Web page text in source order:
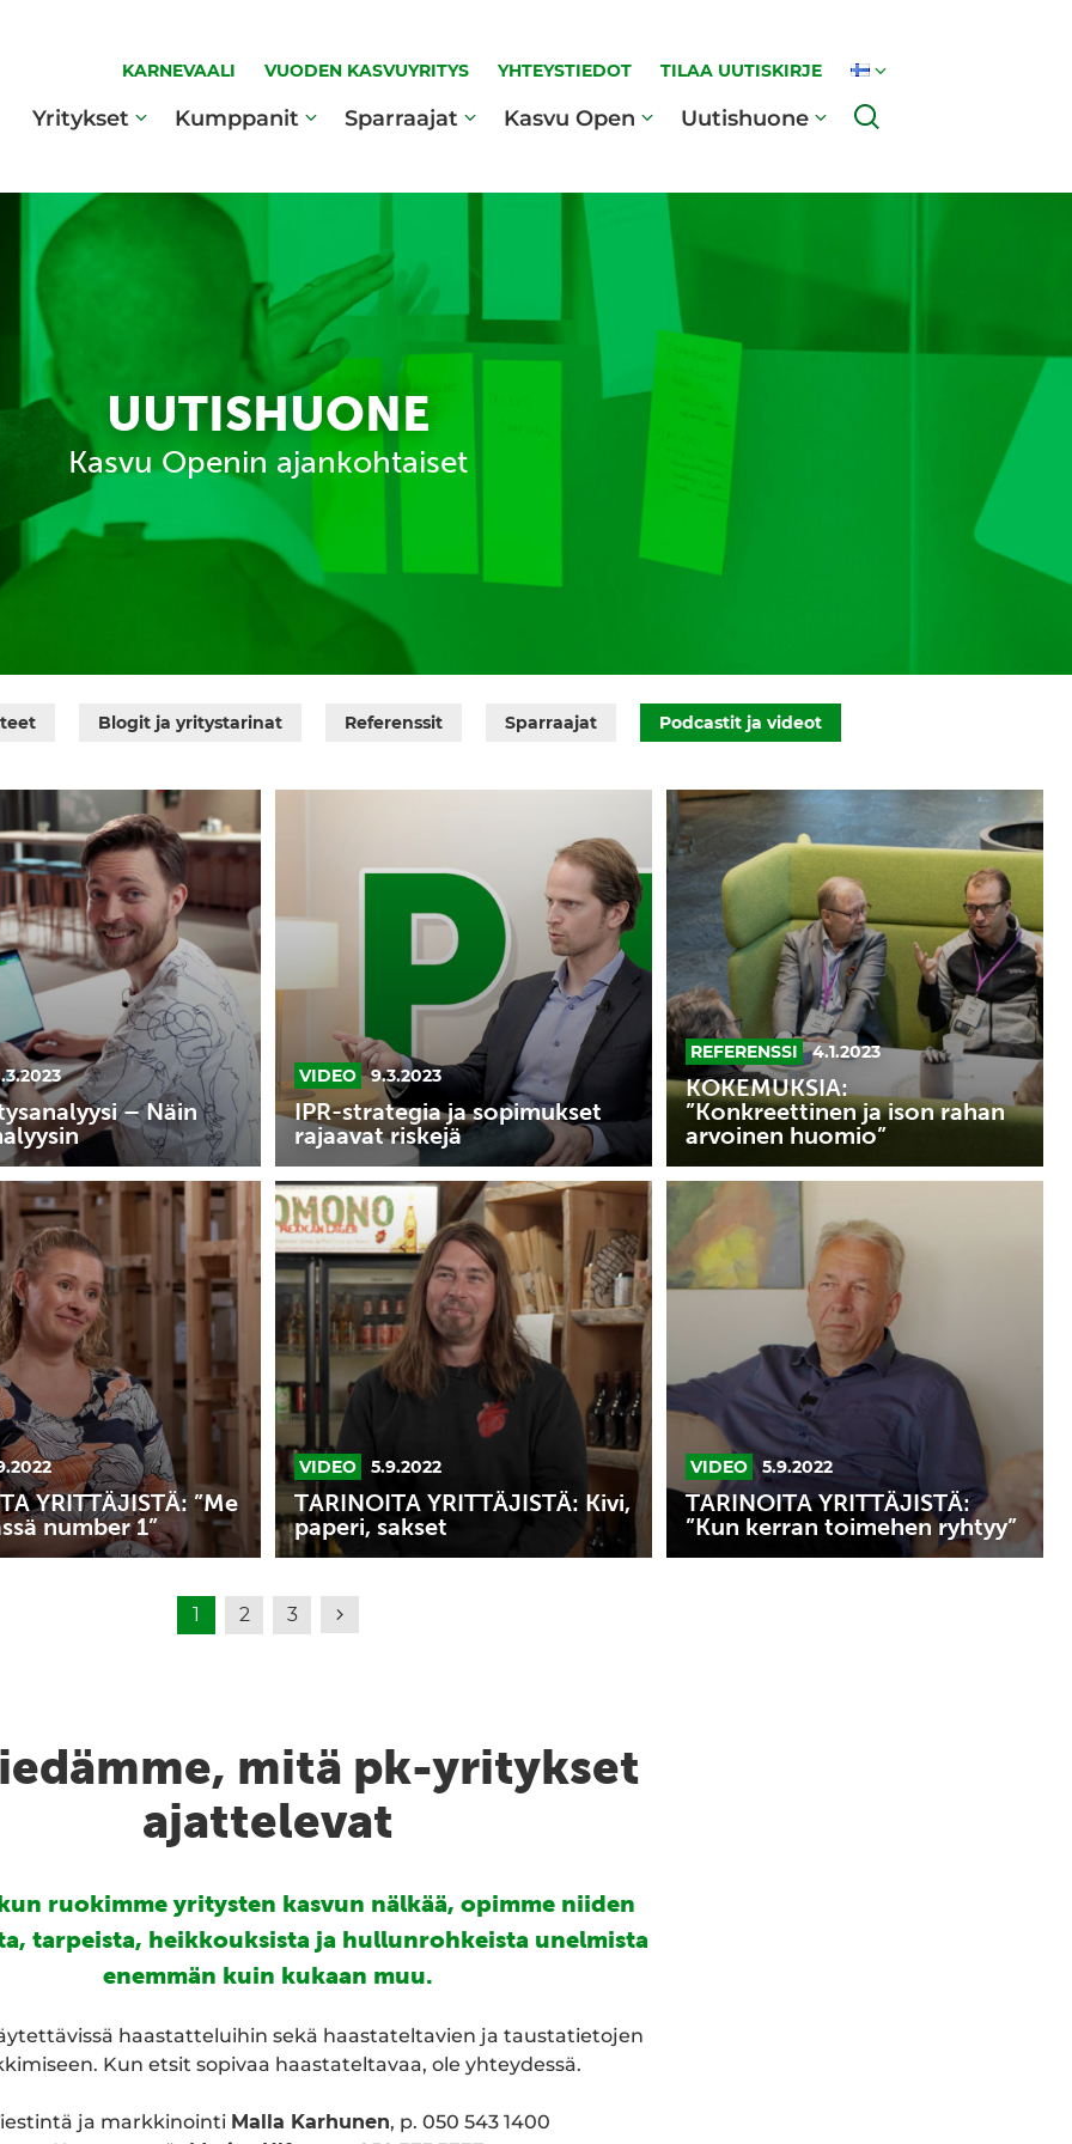
KARNEVAALI VUODEN KASVUYRITYS YHTEYSTIEDOT TILAA UUTISKIRJE
Yritykset Kumppanit Sparraajat Kasvu Open Uutishuone
UUTISHUONE
Kasvu Openin ajankohtaiset
Blogit ja yritystarinat Referenssit Sparraajat Podcastit ja videot
– Näin
rajaavat
VIDEO 9.3.2023
IPR-strategia ja sopimukset
rajaavat riskejä
KOKEMUKSIA:
”Konkreettinen
ja
rahan
arvoinen
huomio”
REFERENSSI 4.1.2023
KOKEMUKSIA:
”Konkreettinen ja ison rahan
arvoinen huomio”
YRITTÄJISTÄ: ”Me
number 1”
TARINOITA
YRITTÄJISTÄ:
Kivi,
paperi,
sakset
VIDEO 5.9.2022
TARINOITA YRITTÄJISTÄ: Kivi,
paperi, sakset
TARINOITA
YRITTÄJISTÄ:
”Kun
kerran
VIDEO 5.9.2022
TARINOITA YRITTÄJISTÄ:
”Kun kerran toimehen ryhtyy”
1 2 3
mitä pk-yritykset
ajattelevat
ruokimme yritysten kasvun nälkää, opimme niiden
tarpeista, heikkouksista ja hullunrohkeista unelmista
enemmän kuin kukaan muu.
haastatteluihin sekä haastateltavien ja taustatietojen
Kun etsit sopivaa haastateltavaa, ole yhteydessä.
ja markkinointi Malla Karhunen, p. 050 543 1400